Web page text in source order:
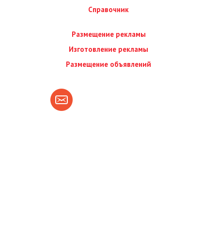
Справочник
Размещение рекламы
Изготовление рекламы
Размещение объявлений